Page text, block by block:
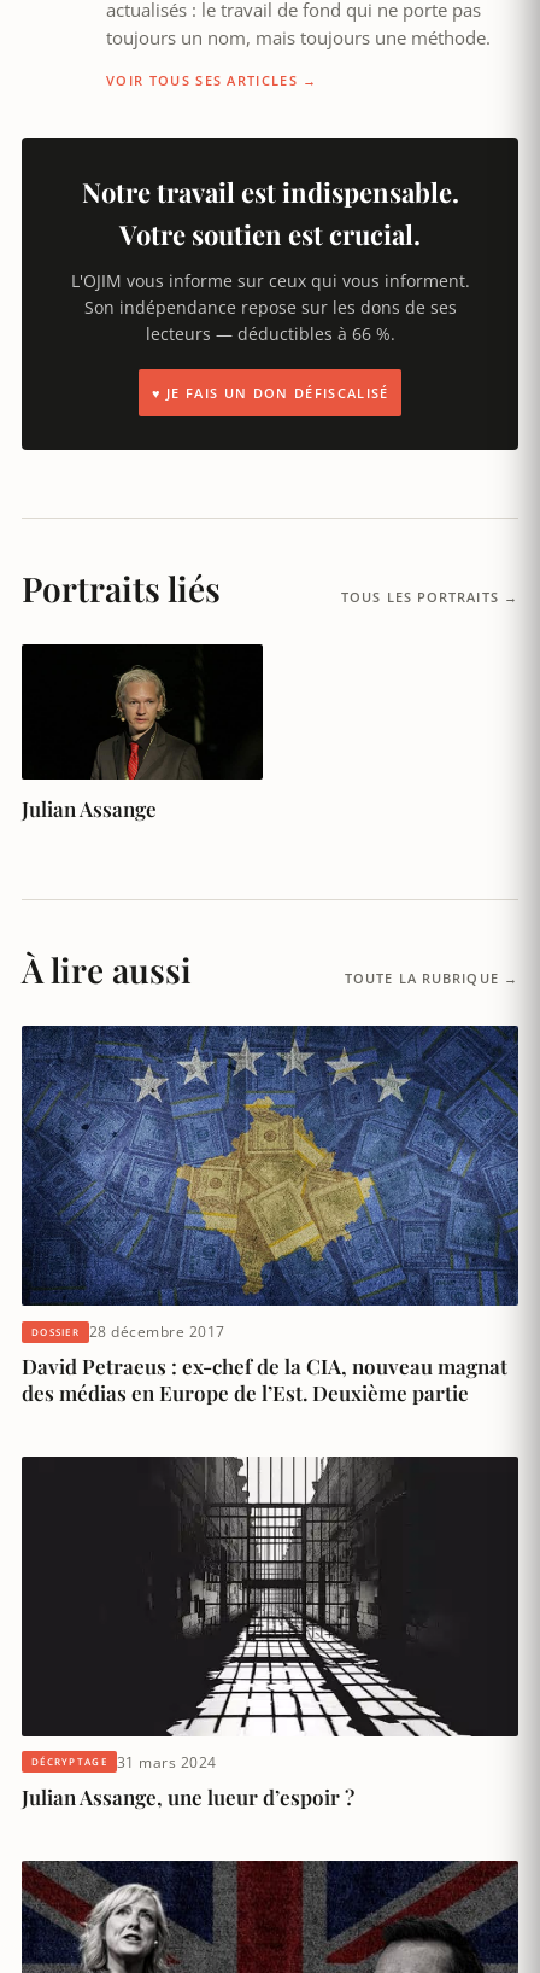
actualisés : le travail de fond qui ne porte pas
toujours un nom, mais toujours une méthode.
VOIR TOUS SES ARTICLES →
Notre travail est indispensable.
Votre soutien est crucial.
L'OJIM vous informe sur ceux qui vous informent.
Son indépendance repose sur les dons de ses
lecteurs — déductibles à 66 %.
♥ JE FAIS UN DON DÉFISCALISÉ
Portraits liés TOUS LES PORTRAITS →
Julian Assange
À lire aussi TOUTE LA RUBRIQUE →
DOSSIER 28 décembre 2017
David Petraeus : ex-chef de la CIA, nouveau magnat
des médias en Europe de l’Est. Deuxième partie
DÉCRYPTAGE 31 mars 2024
Julian Assange, une lueur d’espoir ?